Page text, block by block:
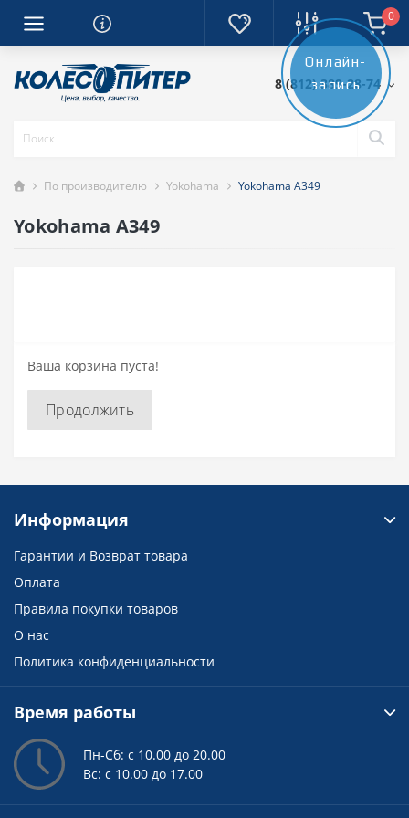
0
8 (812) 389-28-74
По производителю Yokohama Yokohama A349
Yokohama A349
Ваша корзина пуста!
Продолжить
Онлайн-
запись
Информация
Гарантии и Возврат товара
Оплата
Правила покупки товаров
О нас
Политика конфиденциальности
Время работы
Пн-Сб: с 10.00 до 20.00
Вс: с 10.00 до 17.00